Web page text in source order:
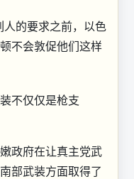
人的要求之前，以色
不会敦促他们这样
不仅仅是枪支
政府在让真主党武
部武装方面取得了